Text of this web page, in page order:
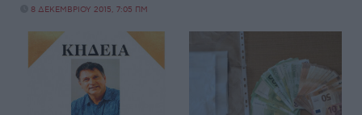
8 ΔΕΚΕΜΒΡΊΟΥ 2015, 7:05 ΠΜ